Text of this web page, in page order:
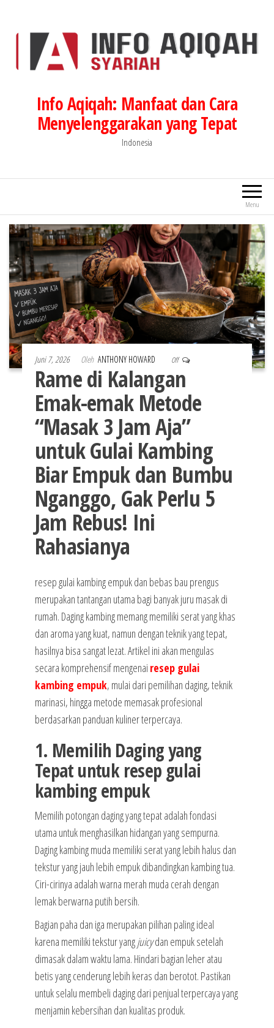
Info Aqiqah: Manfaat dan Cara
Menyelenggarakan yang Tepat
Indonesia
Menu
Juni 7, 2026 Oleh ANTHONY HOWARD Off
Rame di Kalangan
Emak-emak Metode
“Masak 3 Jam Aja”
untuk Gulai Kambing
Biar Empuk dan Bumbu
Nganggo, Gak Perlu 5
Jam Rebus! Ini
Rahasianya
resep gulai kambing empuk dan bebas bau prengus
merupakan tantangan utama bagi banyak juru masak di
rumah. Daging kambing memang memiliki serat yang khas
dan aroma yang kuat, namun dengan teknik yang tepat,
hasilnya bisa sangat lezat. Artikel ini akan mengulas
secara komprehensif mengenai resep gulai
kambing empuk, mulai dari pemilihan daging, teknik
marinasi, hingga metode memasak profesional
berdasarkan panduan kuliner terpercaya.
1. Memilih Daging yang
Tepat untuk resep gulai
kambing empuk
Memilih potongan daging yang tepat adalah fondasi
utama untuk menghasilkan hidangan yang sempurna.
Daging kambing muda memiliki serat yang lebih halus dan
tekstur yang jauh lebih empuk dibandingkan kambing tua.
Ciri-cirinya adalah warna merah muda cerah dengan
lemak berwarna putih bersih.
Bagian paha dan iga merupakan pilihan paling ideal
karena memiliki tekstur yangjuicydan empuk setelah
dimasak dalam waktu lama. Hindari bagian leher atau
betis yang cenderung lebih keras dan berotot. Pastikan
untuk selalu membeli daging dari penjual terpercaya yang
menjamin kebersihan dan kualitas produk.